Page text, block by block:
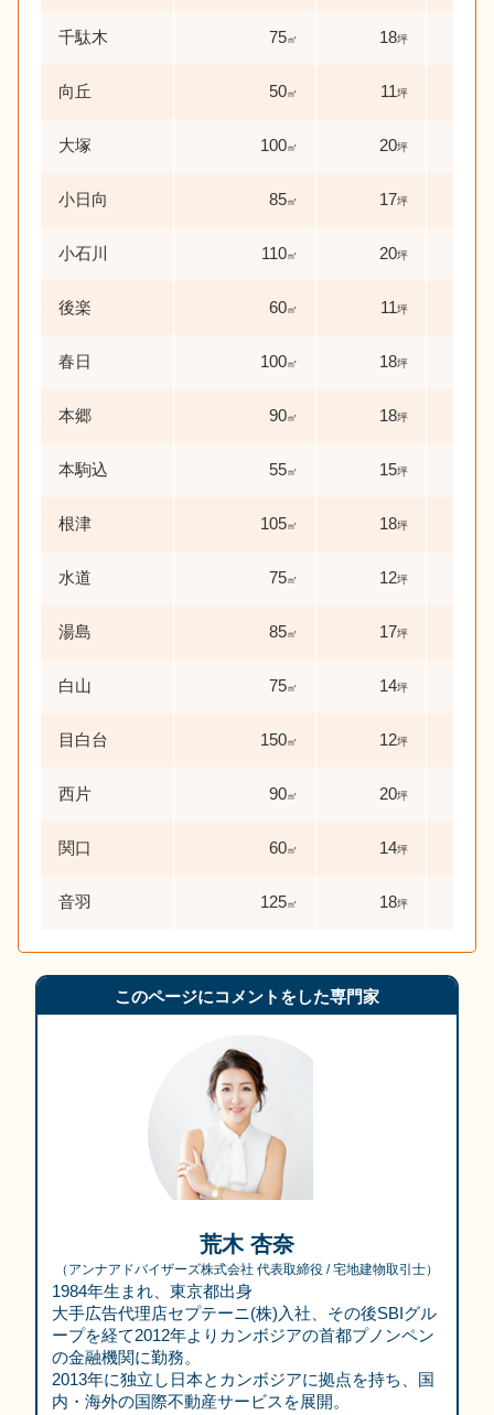
千駄木 75㎡ 18坪
向丘 50㎡ 11坪
大塚 100㎡ 20坪
小日向 85㎡ 17坪
小石川 110㎡ 20坪
後楽 60㎡ 11坪
春日 100㎡ 18坪
本郷 90㎡ 18坪
本駒込 55㎡ 15坪
根津 105㎡ 18坪
水道 75㎡ 12坪
湯島 85㎡ 17坪
白山 75㎡ 14坪
目白台 150㎡ 12坪
西片 90㎡ 20坪
関口 60㎡ 14坪
音羽 125㎡ 18坪
このページにコメントをした専門家
荒木 杏奈
（ アンナアドバイザーズ株式会社 代表取締役 / 宅地建物取引士）
1984年生まれ、東京都出身
大手広告代理店セプテーニ(株)入社、その後SBIグル
ープを経て2012年よりカンボジアの首都プノンペン
の金融機関に勤務。
2013年に独立し日本とカンボジアに拠点を持ち、国
内・海外の国際不動産サービスを展開。